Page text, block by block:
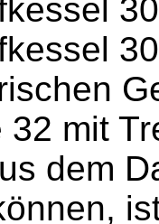
32 mit
dem